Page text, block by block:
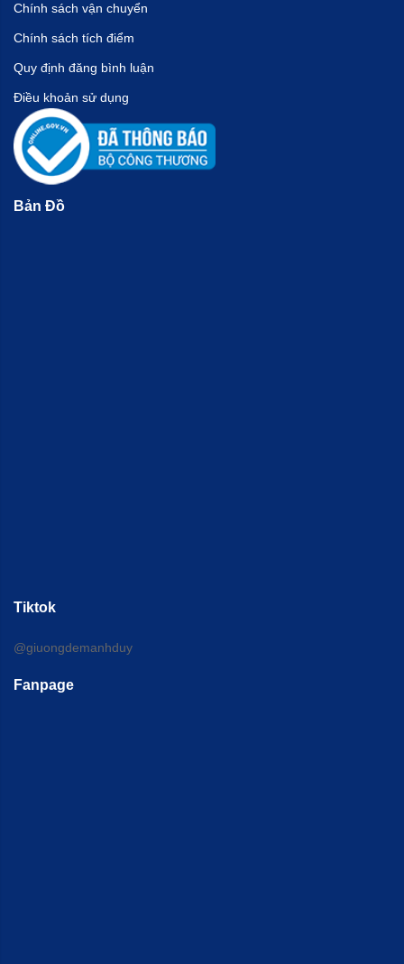
Chính sách vận chuyển
Chính sách tích điểm
Quy định đăng bình luận
Điều khoản sử dụng
Bản Đồ
Tiktok
@giuongdemanhduy
Fanpage